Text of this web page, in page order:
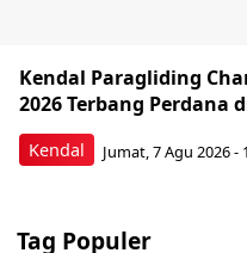
Kendal
Kendal Paragliding
2026 Terbang Perdana
Jumat, 7 Agu 2026 -
Tag Populer